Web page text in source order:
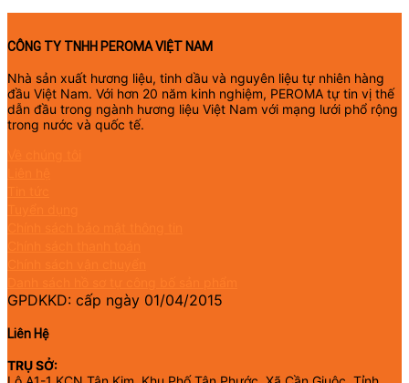
CÔNG TY TNHH PEROMA VIỆT NAM
Nhà sản xuất hương liệu, tinh dầu và nguyên liệu tự nhiên hàng
đầu Việt Nam. Với hơn 20 năm kinh nghiệm, PEROMA tự tin vị thế
dẫn đầu trong ngành hương liệu Việt Nam với mạng lưới phổ rộng
trong nước và quốc tế.
GPDKKD: cấp ngày 01/04/2015
Liên Hệ
TRỤ SỞ: